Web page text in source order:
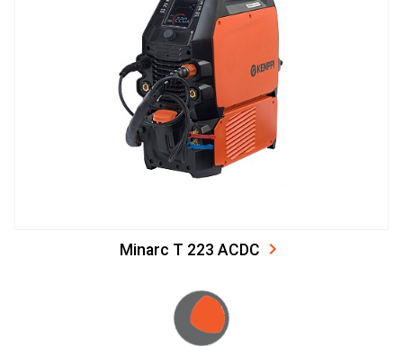
Minarc T 223 ACDC